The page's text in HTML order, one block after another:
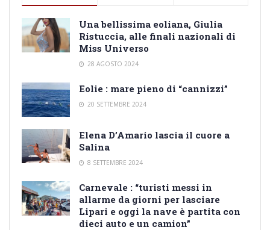
Una bellissima eoliana, Giulia
Ristuccia, alle finali nazionali di
Miss Universo
28 AGOSTO 2024
Eolie : mare pieno di “cannizzi”
20 SETTEMBRE 2024
Elena D’Amario lascia il cuore a
Salina
8 SETTEMBRE 2024
Carnevale : “turisti messi in
allarme da giorni per lasciare
Lipari e oggi la nave è partita con
dieci auto e un camion”